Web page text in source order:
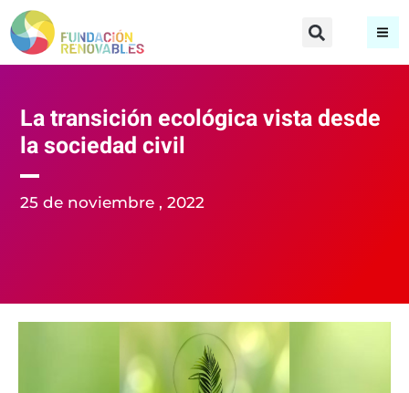
La transición ecológica vista desde
la sociedad civil
25 de noviembre , 2022